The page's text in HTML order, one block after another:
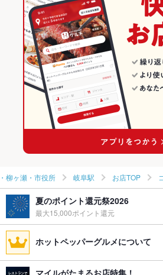
岐阜駅周辺・柳ヶ瀬・市役所 × 和食
岐阜駅周辺・柳ヶ瀬・市役所 × 鍋
岐阜駅 × 和食
岐阜 × 居酒屋
岐阜 × 海鮮
岐阜 × 和食
岐阜 × 鍋
岐阜駅周辺・柳ヶ瀬・市役所のグルメラ
岐阜駅周辺・柳ヶ瀬・市役所の居酒屋ラ
岐阜駅周辺・柳ヶ瀬・市役所の海鮮ラン
岐阜駅のグルメランキング
岐阜駅の居酒屋ランキング
岐阜駅の海鮮ランキング
柳ヶ瀬・市役所 岐阜駅 お店TOP
夏のポイント還元祭2026
最大15,000ポイント還元
ホットペッパーグルメについて
マイルがたまるお店特集！